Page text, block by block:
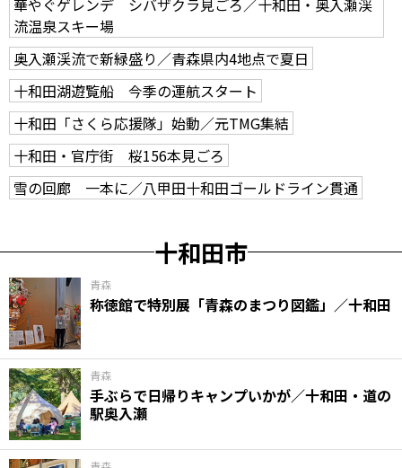
流温泉スキー場
奥入瀬渓流で新緑盛り／青森県内4地点で夏日
十和田湖遊覧船 今季の運航スタート
十和田「さくら応援隊」始動／元TMG集結
十和田・官庁街 桜156本見ごろ
雪の回廊 一本に／八甲田十和田ゴールドライン貫通
十和田市
青森
称徳館で特別展「青森のまつり図鑑」／十和田
青森
手ぶらで日帰りキャンプいかが／十和田・道の
駅奥入瀬